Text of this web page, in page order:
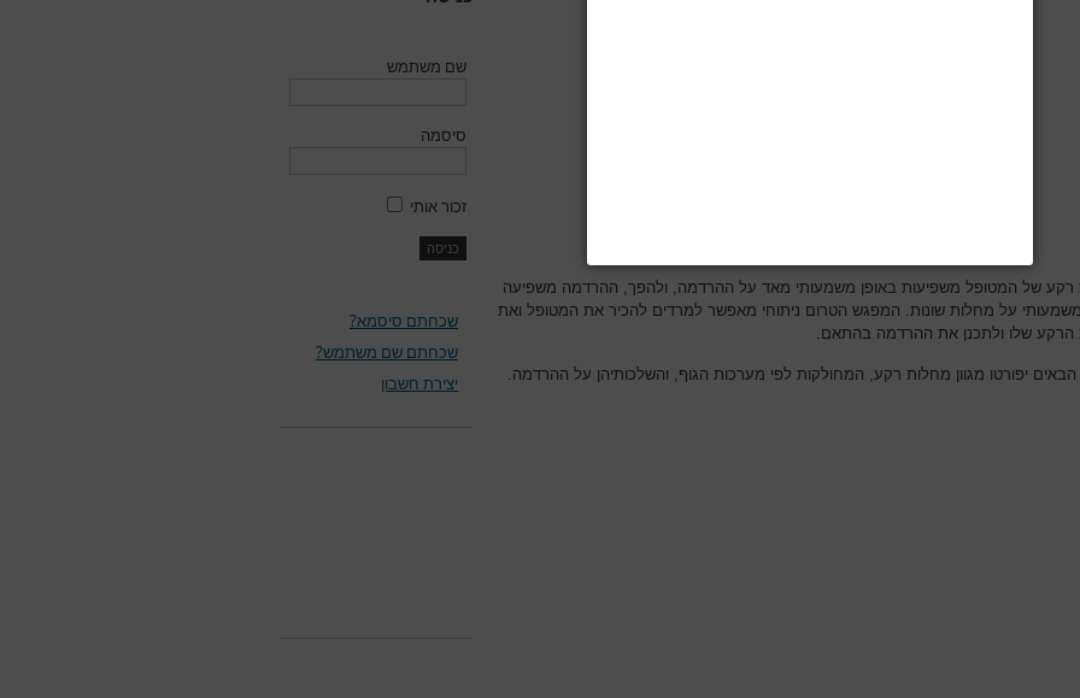
רקע של המטופל משפיעות באופן משמעותי מאד על ההרדמה, ולהפך, ההרדמה משפיעה
משמעותי על מחלות שונות. המפגש הטרום ניתוחי מאפשר למרדים להכיר את המטופל ואת
הרקע שלו ולתכנן את ההרדמה בהתאם.
יפורטו מגוון מחלות רקע, המחולקות לפי מערכות הגוף, והשלכותיהן על ההרדמה.
שם משתמש
סיסמה
זכור אותי
שכחתם סיסמא?
שכחתם שם משתמש?
יצירת חשבון